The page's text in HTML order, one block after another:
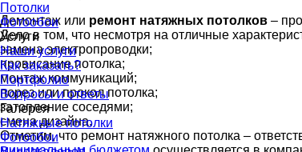
Потолки
Фотообои
Услуги
Наши услуги
Как заказать?
Портфолио
Вопросы и ответы
Галерея
Натяжные потолки
Фотообои
Демонтаж или ремонт натяжных потолков –
Дело в том, что несмотря на отличные
замена электропроводки;
провисание потолка;
монтаж коммуникаций;
порез или прокол потолка;
затопление соседями;
смена дизайна.
Отметим, что ремонт натяжного потолка –